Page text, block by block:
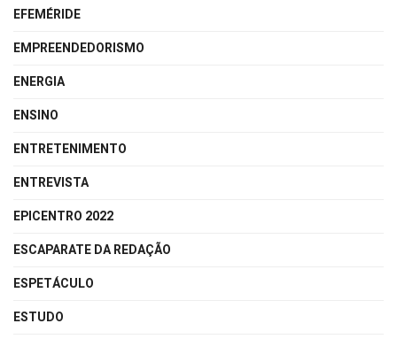
EFEMÉRIDE
EMPREENDEDORISMO
ENERGIA
ENSINO
ENTRETENIMENTO
ENTREVISTA
EPICENTRO 2022
ESCAPARATE DA REDAÇÃO
ESPETÁCULO
ESTUDO